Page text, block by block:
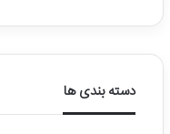
دسته بندی ها